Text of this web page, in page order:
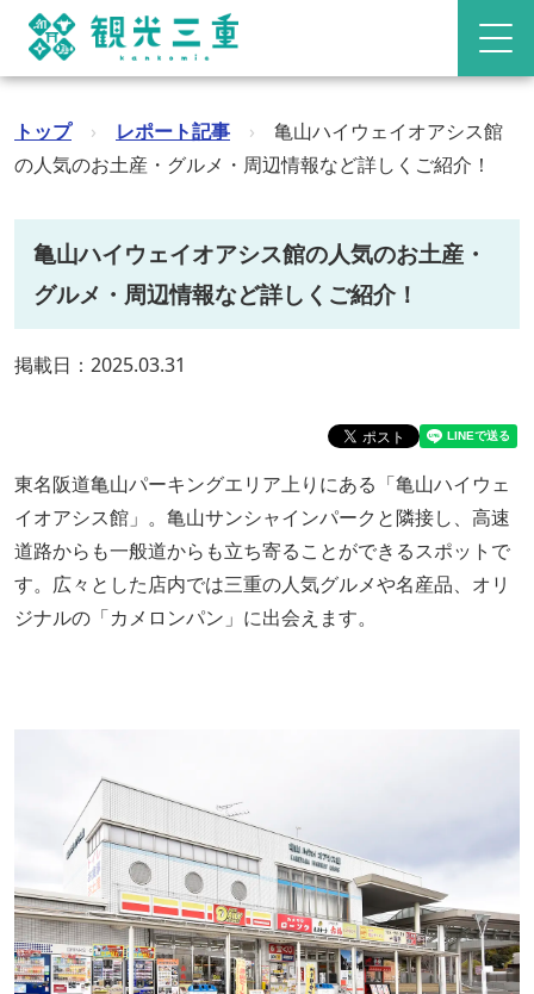
トップ › レポート記事 ›
亀山ハイウェイオアシス館
の人気のお土産・グルメ・周辺情報など詳しくご紹介！
亀山ハイウェイオアシス館の人気のお土産・
グルメ・周辺情報など詳しくご紹介！
掲載日：2025.03.31
東名阪道亀山パーキングエリア上りにある「亀山ハイウェ
イオアシス館」。亀山サンシャインパークと隣接し、高速
道路からも一般道からも立ち寄ることができるスポットで
す。広々とした店内では三重の人気グルメや名産品、オリ
ジナルの「カメロンパン」に出会えます。